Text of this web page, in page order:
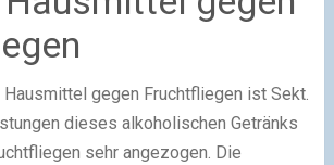
Hausmittel gegen Fruchtfliegen ist Sekt.
dieses alkoholischen Getränks
sehr angezogen. Die